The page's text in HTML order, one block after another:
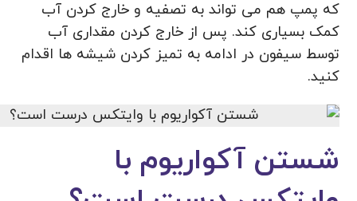
که پمپ هم می تواند به تصفیه و خارج کردن آب
کمک بسیاری کند. پس از خارج کردن مقداری آب
توسط سیفون در ادامه به تمیز کردن شیشه ها اقدام
کنید.
شستن آکواریوم با